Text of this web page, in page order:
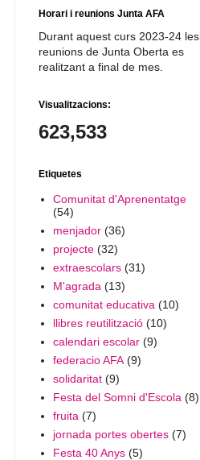
Horari i reunions Junta AFA
Durant aquest curs 2023-24 les
reunions de Junta Oberta es
realitzant a final de mes.
Visualitzacions:
623,533
Etiquetes
Comunitat d'Aprenentatge
(54)
menjador (36)
projecte (32)
extraescolars (31)
M'agrada (13)
comunitat educativa (10)
llibres reutilització (10)
calendari escolar (9)
federacio AFA (9)
solidaritat (9)
Festa del Somni d'Escola (8)
fruita (7)
jornada portes obertes (7)
Festa 40 Anys (5)